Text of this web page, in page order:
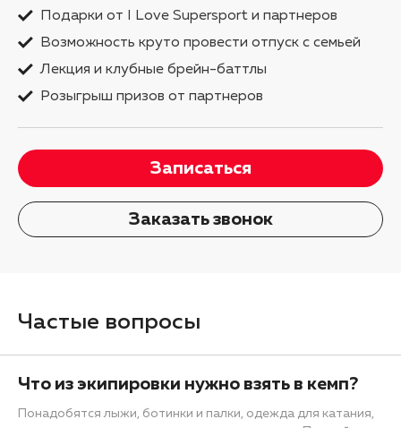
Подарки от I Love Supersport и партнеров
Возможность круто провести отпуск с семьей
Лекция и клубные брейн-баттлы
Розыгрыш призов от партнеров
Записаться
Заказать звонок
Частые вопросы
Что из экипировки нужно взять в кемп?
Понадобятся лыжи, ботинки и палки, одежда для катания,